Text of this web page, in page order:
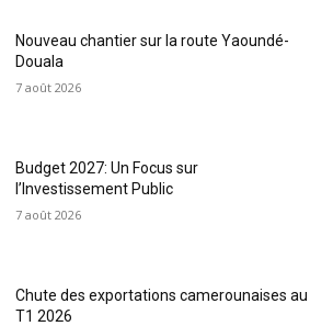
Nouveau chantier sur la route Yaoundé-
Douala
7 août 2026
Budget 2027: Un Focus sur
l’Investissement Public
7 août 2026
Chute des exportations camerounaises au
T1 2026